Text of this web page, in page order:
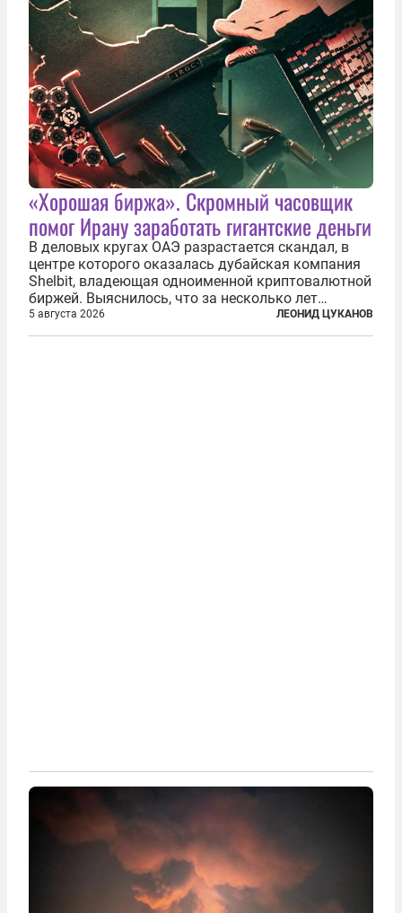
«Хорошая биржа». Скромный часовщик
помог Ирану заработать гигантские деньги
В деловых кругах ОАЭ разрастается скандал, в
центре которого оказалась дубайская компания
Shelbit, владеющая одноименной криптовалютной
биржей. Выяснилось, что за несколько лет
существования через Shelbit прошло не менее 4
млрд долларов в криптовалюте, принадлежащих
5 августа 2026 ЛЕОНИД ЦУКАНОВ